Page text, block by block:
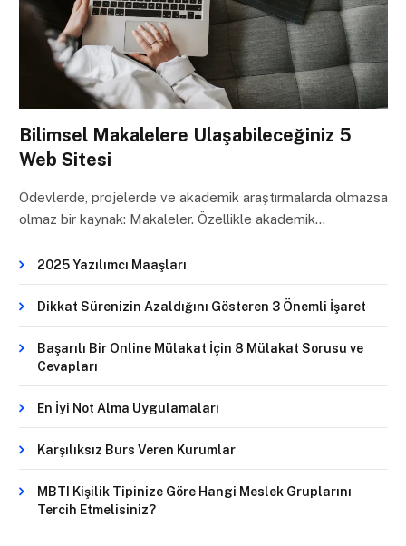
Bilimsel Makalelere Ulaşabileceğiniz 5
Web Sitesi
Ödevlerde, projelerde ve akademik araştırmalarda olmazsa
olmaz bir kaynak: Makaleler. Özellikle akademik…
2025 Yazılımcı Maaşları
Dikkat Sürenizin Azaldığını Gösteren 3 Önemli İşaret
Başarılı Bir Online Mülakat İçin 8 Mülakat Sorusu ve
Cevapları
En İyi Not Alma Uygulamaları
Karşılıksız Burs Veren Kurumlar
MBTI Kişilik Tipinize Göre Hangi Meslek Gruplarını
Tercih Etmelisiniz?